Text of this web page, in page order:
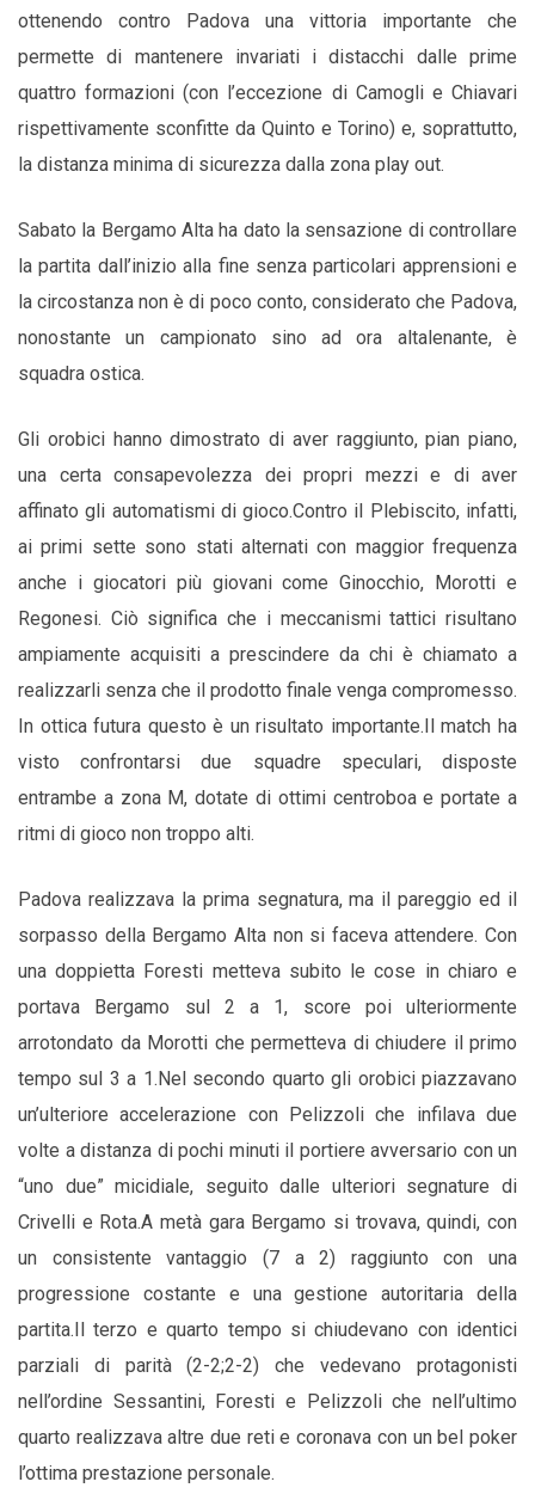
ottenendo contro Padova una vittoria importante che
permette di mantenere invariati i distacchi dalle prime
quattro formazioni (con l’eccezione di Camogli e Chiavari
rispettivamente sconfitte da Quinto e Torino) e, soprattutto,
la distanza minima di sicurezza dalla zona play out.
Sabato la Bergamo Alta ha dato la sensazione di controllare
la partita dall’inizio alla fine senza particolari apprensioni e
la circostanza non è di poco conto, considerato che Padova,
nonostante un campionato sino ad ora altalenante, è
squadra ostica.
Gli orobici hanno dimostrato di aver raggiunto, pian piano,
una certa consapevolezza dei propri mezzi e di aver
affinato gli automatismi di gioco.Contro il Plebiscito, infatti,
ai primi sette sono stati alternati con maggior frequenza
anche i giocatori più giovani come Ginocchio, Morotti e
Regonesi. Ciò significa che i meccanismi tattici risultano
ampiamente acquisiti a prescindere da chi è chiamato a
realizzarli senza che il prodotto finale venga compromesso.
In ottica futura questo è un risultato importante.Il match ha
visto confrontarsi due squadre speculari, disposte
entrambe a zona M, dotate di ottimi centroboa e portate a
ritmi di gioco non troppo alti.
Padova realizzava la prima segnatura, ma il pareggio ed il
sorpasso della Bergamo Alta non si faceva attendere. Con
una doppietta Foresti metteva subito le cose in chiaro e
portava Bergamo sul 2 a 1, score poi ulteriormente
arrotondato da Morotti che permetteva di chiudere il primo
tempo sul 3 a 1.Nel secondo quarto gli orobici piazzavano
un’ulteriore accelerazione con Pelizzoli che infilava due
volte a distanza di pochi minuti il portiere avversario con un
“uno due” micidiale, seguito dalle ulteriori segnature di
Crivelli e Rota.A metà gara Bergamo si trovava, quindi, con
un consistente vantaggio (7 a 2) raggiunto con una
progressione costante e una gestione autoritaria della
partita.Il terzo e quarto tempo si chiudevano con identici
parziali di parità (2-2;2-2) che vedevano protagonisti
nell’ordine Sessantini, Foresti e Pelizzoli che nell’ultimo
quarto realizzava altre due reti e coronava con un bel poker
l’ottima prestazione personale.